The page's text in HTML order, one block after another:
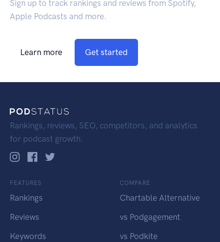
Sign up to track rankings and reviews from Spotify,
Apple Podcasts and more.
Learn more Get started
Rankings, reviews, SEO, competitors, and analytics
for podcast growth.
FEATURES
Rankings
Reviews
Keywords
COMPARE
Chartable Alternative
vs Podgagement
vs Podkite